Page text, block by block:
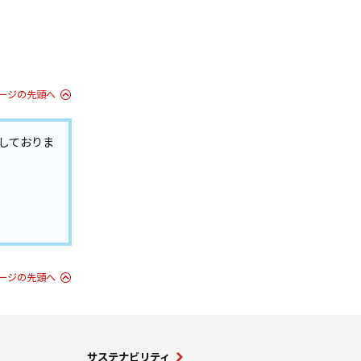
ジの先頭へ
ておりま
ジの先頭へ
サステナビリティ